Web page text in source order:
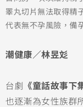
睪丸切片無法取得精
代表無不孕風險，備
潮健康／林昱彣
台劇 《童話故事下
也逐漸為女性族群